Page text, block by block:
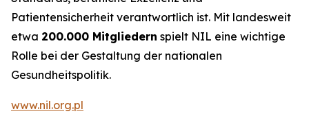
Patientensicherheit verantwortlich ist. Mit landesweit
etwa 200.000 Mitgliedern spielt NIL eine wichtige
Rolle bei der Gestaltung der nationalen
Gesundheitspolitik.
www.nil.org.pl